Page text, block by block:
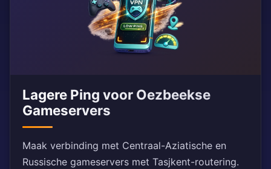
Lagere Ping voor Oezbeekse
Gameservers
Maak verbinding met Centraal-Aziatische en
Russische gameservers met Tasjkent-routering.